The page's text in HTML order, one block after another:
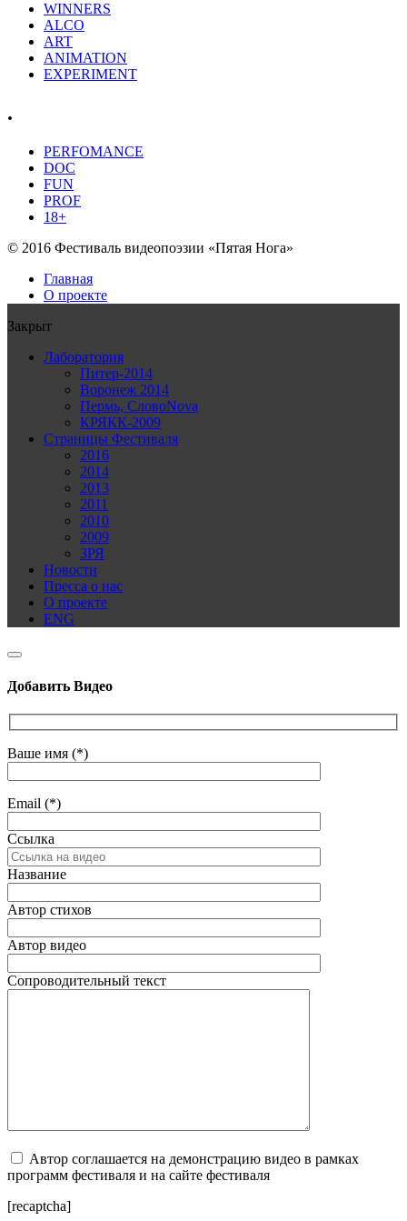
WINNERS
ALCO
ART
ANIMATION
EXPERIMENT
.
PERFOMANCE
DOC
FUN
PROF
18+
© 2016 Фестиваль видеопоэзии «Пятая Нога»
Главная
О проекте
Закрыт
Лаборатория
Питер-2014
Воронеж 2014
Пермь, СловоNova
КРЯКК-2009
Страницы Фестиваля
2016
2014
2013
2011
2010
2009
ЗРЯ
Новости
Пресса о нас
О проекте
ENG
Добавить Видео
Ваше имя (*)
Email (*)
Ссылка
Название
Автор стихов
Автор видео
Сопроводительный текст
Автор соглашается на демонстрацию видео в рамках
программ фестиваля и на сайте фестиваля
[recaptcha]